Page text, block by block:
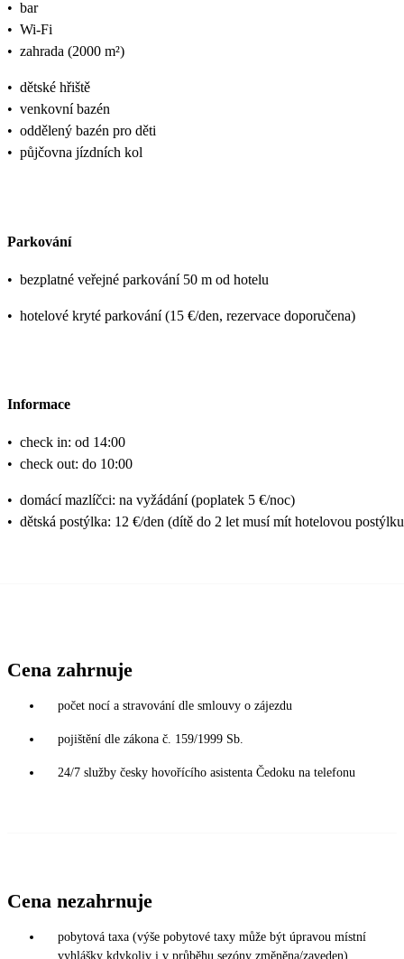
• bar
• Wi-Fi
• zahrada (2000 m²)
• dětské hřiště
• venkovní bazén
• oddělený bazén pro děti
• půjčovna jízdních kol
Parkování
• bezplatné veřejné parkování 50 m od hotelu
• hotelové kryté parkování (15 €/den, rezervace doporučena)
Informace
• check in: od 14:00
• check out: do 10:00
• domácí mazlíčci: na vyžádání (poplatek 5 €/noc)
• dětská postýlka: 12 €/den (dítě do 2 let musí mít hotelovou
Cena zahrnuje
počet nocí a stravování dle smlouvy o zájezdu
pojištění dle zákona č. 159/1999 Sb.
24/7 služby česky hovořícího asistenta Čedoku na telefonu
Cena nezahrnuje
pobytová taxa (výše pobytové taxy může být úpravou místní
vyhlášky kdykoliv i v průběhu sezóny změněna/zaveden)